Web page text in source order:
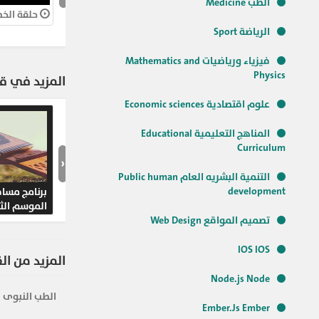
الرياضة Sport
فيزياء ورياضيات Mathematics and
Physics
علوم اقتصادية Economic sciences
المناهج التعليمية Educational
Curriculum
التنمية البشريه العام Public human
development
تصميم المواقع Web Design
IOS IOS
Node.js Node
Ember.Js Ember
حلقة
المزيد في
برنامج
الموسم
‹
المزيد من
الطب النبوى